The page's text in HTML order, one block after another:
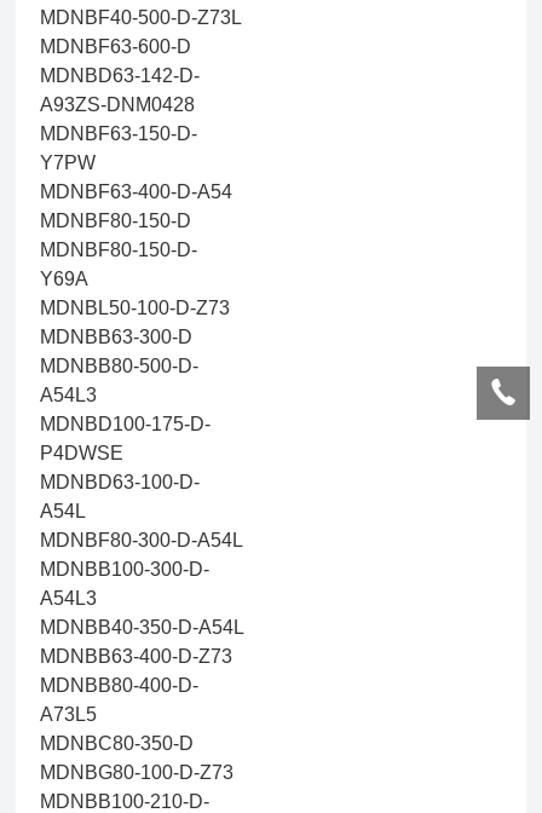
MDNBF40-500-D-Z73L
MDNBF63-600-D
MDNBD63-142-D-
A93ZS-DNM0428
MDNBF63-150-D-
Y7PW
MDNBF63-400-D-A54
MDNBF80-150-D
MDNBF80-150-D-
Y69A
MDNBL50-100-D-Z73
MDNBB63-300-D
MDNBB80-500-D-
A54L3
MDNBD100-175-D-
P4DWSE
MDNBD63-100-D-
A54L
MDNBF80-300-D-A54L
MDNBB100-300-D-
A54L3
MDNBB40-350-D-A54L
MDNBB63-400-D-Z73
MDNBB80-400-D-
A73L5
MDNBC80-350-D
MDNBG80-100-D-Z73
MDNBB100-210-D-